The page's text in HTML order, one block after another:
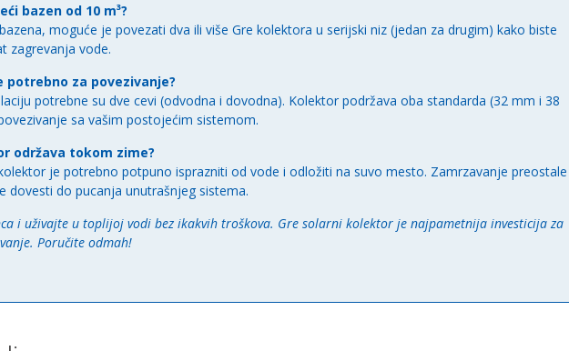
bazen od 10 m³?
moguće je povezati dva ili više Gre kolektora u serijski niz (jedan za drugim) kako biste
zagrevanja vode.
potrebno za povezivanje?
potrebne su dve cevi (odvodna i dovodna). Kolektor podržava oba standarda (32 mm i 38
sa vašim postojećim sistemom.
održava tokom zime?
je potrebno potpuno isprazniti od vode i odložiti na suvo mesto. Zamrzavanje preostale
dovesti do pucanja unutrašnjeg sistema.
i uživajte u toplijoj vodi bez ikakvih troškova. Gre solarni kolektor je najpametnija investicija za
Poručite odmah!